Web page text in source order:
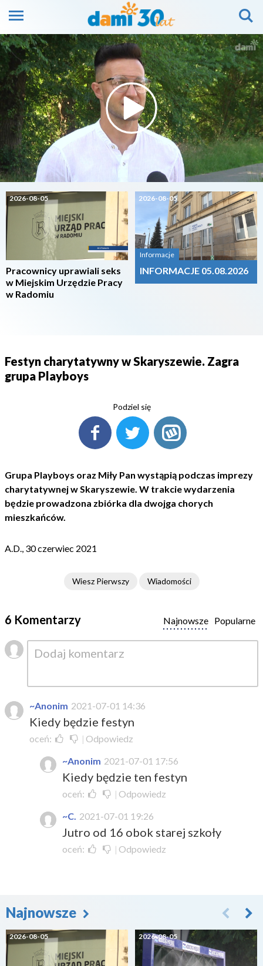
2026-08-05
Pracownicy uprawiali seks
w Miejskim Urzędzie Pracy
w Radomiu
2026-08-05
Informacje
INFORMACJE 05.08.2026
Festyn charytatywny w Skaryszewie. Zagra
grupa Playboys
Podziel się
Grupa Playboys oraz Miły Pan wystąpią podczas imprezy
charytatywnej w Skaryszewie. W trakcie wydarzenia
będzie prowadzona zbiórka dla dwojga chorych
mieszkańców.
A.D., 30 czerwiec 2021
Wiesz Pierwszy Wiadomości
6 Komentarzy Popularne
Najnowsze
~Anonim 2021-07-01 14:36
Kiedy będzie festyn
oceń: | Odpowiedz
~Anonim 2021-07-01 17:56
Kiedy będzie ten festyn
oceń: | Odpowiedz
~C. 2021-07-01 19:26
Jutro od 16 obok starej szkoły
oceń: | Odpowiedz
Najnowsze
2026-08-05 2026-08-05